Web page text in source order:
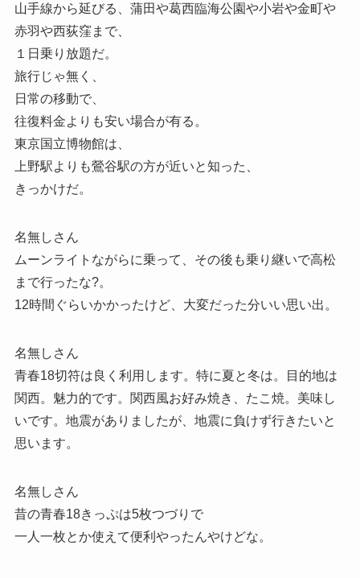
山手線から延びる、蒲田や葛西臨海公園や小岩や金町や
赤羽や西荻窪まで、
１日乗り放題だ。
旅行じゃ無く、
日常の移動で、
往復料金よりも安い場合が有る。
東京国立博物館は、
上野駅よりも鶯谷駅の方が近いと知った、
きっかけだ。
名無しさん
ムーンライトながらに乗って、その後も乗り継いで高松
まで行ったな?。
12時間ぐらいかかったけど、大変だった分いい思い出。
名無しさん
青春18切符は良く利用します。特に夏と冬は。目的地は
関西。魅力的です。関西風お好み焼き、たこ焼。美味し
いです。地震がありましたが、地震に負けず行きたいと
思います。
名無しさん
昔の青春18きっぷは5枚つづりで
一人一枚とか使えて便利やったんやけどな。